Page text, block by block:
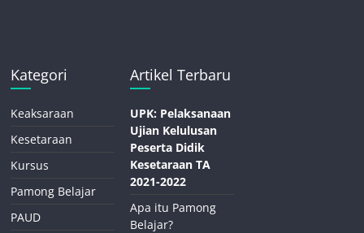
Kategori
Keaksaraan
Kesetaraan
Kursus
Pamong Belajar
PAUD
Artikel Terbaru
UPK: Pelaksanaan
Ujian Kelulusan
Peserta Didik
Kesetaraan TA
2021-2022
Apa itu Pamong
Belajar?